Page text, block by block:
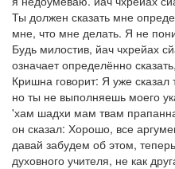
Ты должен сказать мне
мне, что мне делать. Я не
Будь милостив, йач чхрейах
означает определённо
Кришна говорит: Я уже
но ты не выполняешь моего
'хам шадхи мам твам
он сказал: Хорошо, все
давай забудем об этом,
духовного учителя, не как